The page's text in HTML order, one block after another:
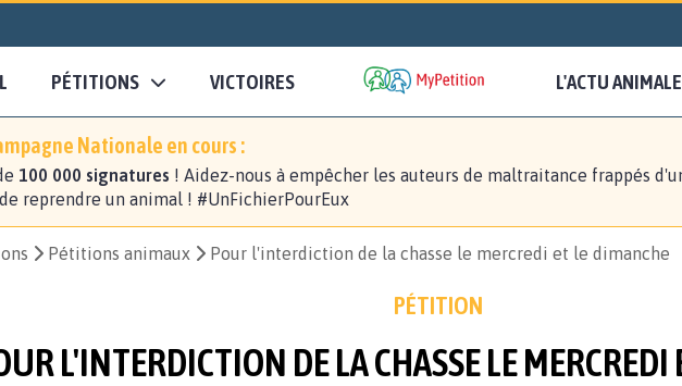
PÉTITIONS VICTOIRES L'ACTU ANIMALE
Nationale en cours :
100 000 signatures ! Aidez-nous à empêcher les auteurs de maltraitance frappés
reprendre un animal ! #UnFichierPourEux
Pétitions animaux Pour l'interdiction de la chasse le mercredi et le dimanche
PÉTITION
L'INTERDICTION DE LA CHASSE LE